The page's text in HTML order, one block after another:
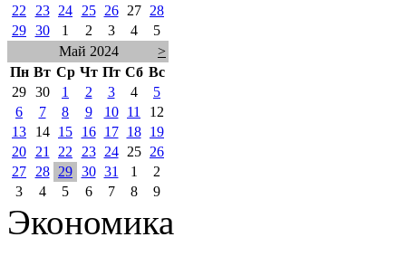
22
23 24 25 26 27
28
29 30 1 2 3 4
5
Май 2024
>
Пн Вт Ср Чт Пт Сб Вс
29 30 1 2 3 4
5
6
7 8 9 10 11
12
13
14 15 16 17 18
19
20
21 22 23 24 25
26
27
28 29 30 31 1
2
3
4 5 6 7 8 9
Экономика